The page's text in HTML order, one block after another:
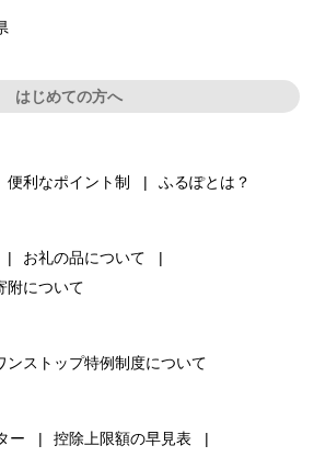
はじめての方へ
便利なポイント制 ふるぽとは？
お礼の品について
附について
ンストップ特例制度について
ー
控除上限額の早見表